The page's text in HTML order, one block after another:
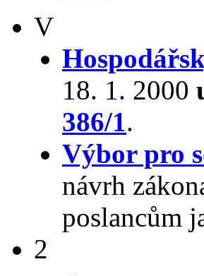
V
18. 1. 2000
386/1.
Výbor pro
návrh
poslancům
2